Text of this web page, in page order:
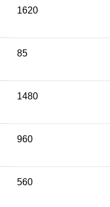
1620
85
1480
960
560